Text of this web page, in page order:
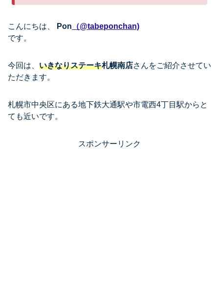
こんにちは、 Pon （@tabeponchan)
です。
今回は、 いきなりステーキ札幌南店さんをご紹介させてい
ただきます。
札幌市中央区にある地下鉄大通駅や市電西4丁目駅からと
ても近いです。
スポンサーリンク